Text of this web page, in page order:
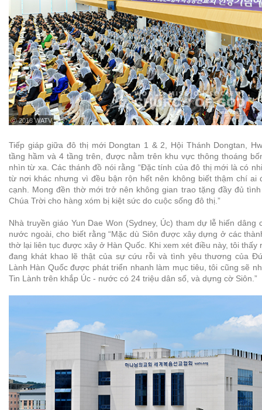
ⓒ 2018 WATV
Tiếp giáp giữa đô thị mới Dongtan 1 & 2, Hội Thánh Dongtan,
tầng hầm và 4 tầng trên, được nằm trên khu vực thông thoáng
nhìn từ xa. Các thánh đồ nói rằng “Đặc tính của đô thị mới là có
từ nơi khác nhưng vì đều bận rộn hết nên không biết thậm chí ai
cạnh. Mong đền thờ mới trở nên không gian trao tặng đầy đủ
Chúa Trời cho hàng xóm bị kiệt sức do cuộc sống đô thị.”
Nhà truyền giáo Yun Dae Won (Sydney, Úc) tham dự lễ hiến dâng
nước ngoài, cho biết rằng “Mặc dù Siôn được xây dựng ở các
thờ lại liên tục được xây ở Hàn Quốc. Khi xem xét điều này, tôi thấy
đang khát khao lẽ thật của sự cứu rỗi và tình yêu thương của
Lành Hàn Quốc được phát triển nhanh làm mục tiêu, tôi cũng sẽ
Tin Lành trên khắp Úc - nước có 24 triệu dân số, và dựng cờ Siôn.”